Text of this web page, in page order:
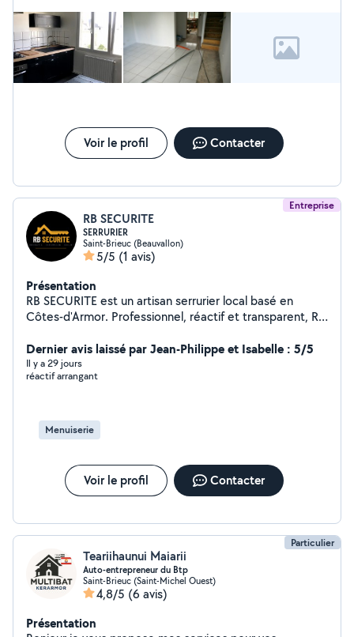
Voir le profil Contacter
Entreprise
RB SECURITE
SERRURIER
Saint-Brieuc (Beauvallon)
5/5 (1 avis)
Présentation
RB SECURITE est un artisan serrurier local basé en
Côtes-d'Armor. Professionnel, réactif et transparent, RB
en serrurerie et dépannage. Artisan certifié et assuré en
responsabilité civile Matériaux et serrures de qualité
professionnelle Interventions propres, sans dégâts
Dernier avis laissé par Jean-Philippe et Isabelle : 5/5
Il y a 29 jours
réactif arrangant
Menuiserie
Voir le profil Contacter
Particulier
Teariihaunui Maiarii
Auto-entrepreneur du Btp
Saint-Brieuc (Saint-Michel Ouest)
4,8/5 (6 avis)
Présentation